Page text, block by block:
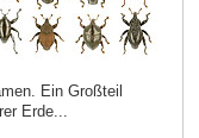
Ein Großteil
Erde...